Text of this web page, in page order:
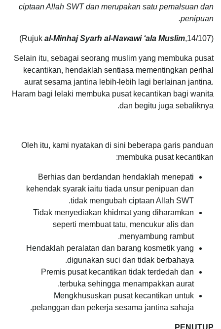
ciptaan Allah SWT dan merupakan satu pemalsuan dan
penipuan.
(Rujuk
al-Minhaj Syarh al-Nawawi ‘ala Muslim,14/107)
Selain itu, sebagai seorang muslim yang membuka pusat
kecantikan, hendaklah sentiasa mementingkan perihal
aurat sesama jantina lebih-lebih lagi berlainan jantina.
Haram bagi lelaki membuka pusat kecantikan bagi wanita
dan begitu juga sebaliknya.
Oleh itu, kami nyatakan di sini beberapa garis panduan
membuka pusat kecantikan:
Berhias dan berdandan hendaklah menepati
kehendak syarak iaitu tiada unsur penipuan dan
tidak mengubah ciptaan Allah SWT.
Tidak menyediakan khidmat yang diharamkan
seperti membuat tatu, mencukur alis dan
menyambung rambut.
Hendaklah peralatan dan barang kosmetik yang
digunakan suci dan tidak berbahaya.
Premis pusat kecantikan tidak terdedah dan
terbuka sehingga menampakkan aurat.
Mengkhususkan pusat kecantikan untuk
pelanggan dan pekerja sesama jantina sahaja.